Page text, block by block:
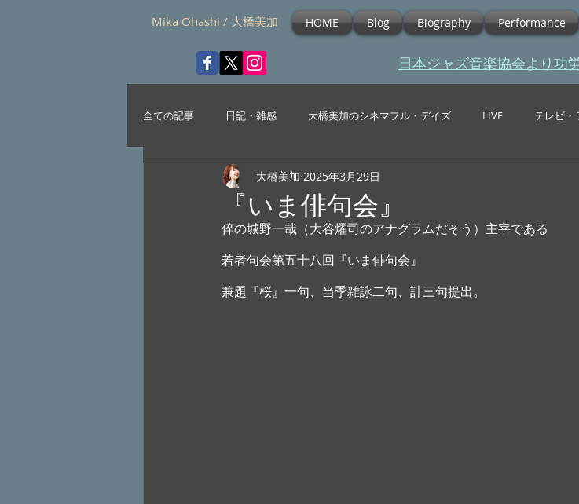
Mika Ohashi / 大橋美加 HOME Blog Biography Performance
日本ジャズ音楽協会より功
全ての記事 日記・雑感 大橋美加のシネマフル・デイズ LIVE テレビ・
『いま俳句会』
大橋美加 2025年3月29日
倅の城野一哉（大谷燿司のアナグラムだそう）主宰である
若者句会第五十八回『いま俳句会』
兼題『桜』一句、当季雑詠二句、計三句提出。